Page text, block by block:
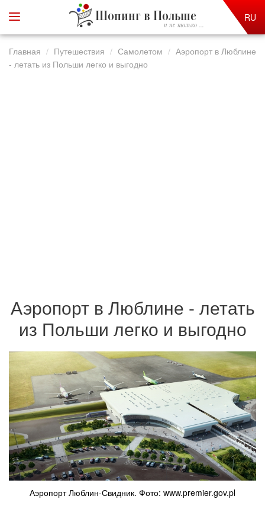
Шопинг в Польше
и не только ...
RU
Главная Путешествия Самолетом
Аэропорт в Люблине
- летать из Польши легко и выгодно
Аэропорт в Люблине - летать
из Польши легко и выгодно
Аэропорт Люблин-Свидник. Фото: www.premier.gov.pl